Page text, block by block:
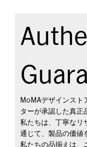
MoMAデザインスト
ターが承認した真正
私たちは、丁寧なリ
通じて、製品の価値
私たちの品揃えは、